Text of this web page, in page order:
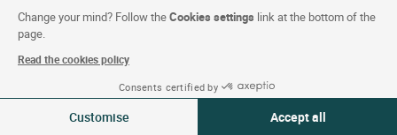
Change your mind? Follow theCookies settings link at the bottom of the
page.
Read the cookies policy
Consents certified by
Customise Accept all
07-08 Ago 2026
2 viaggiatori | 1 camera
CGV
Assistenza
Crediti fotografici